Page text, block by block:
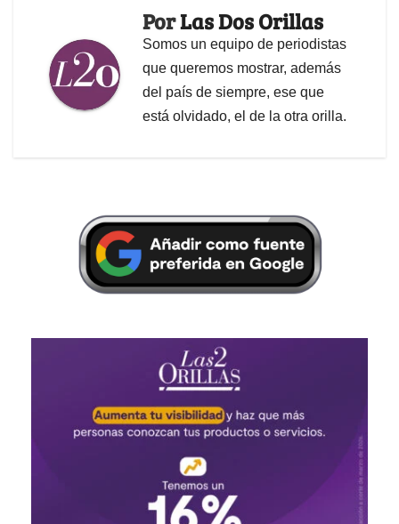
PorLas Dos Orillas
Somos un equipo de periodistas
que queremos mostrar, además
del país de siempre, ese que
está olvidado, el de la otra orilla.